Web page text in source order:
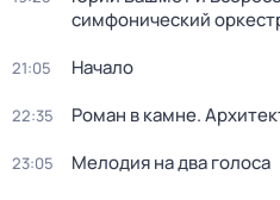
симфонический
21:05 Начало
22:35 Роман в камне.
23:05 Мелодия на два голоса